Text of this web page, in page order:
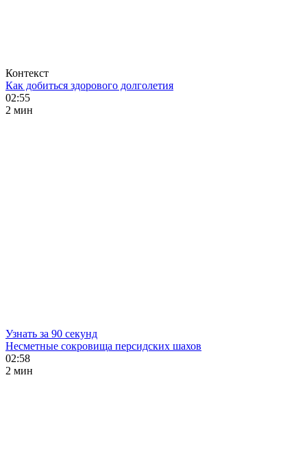
Контекст
Как добиться здорового долголетия
02:55
2 мин
Узнать за 90 секунд
Несметные сокровища персидских шахов
02:58
2 мин